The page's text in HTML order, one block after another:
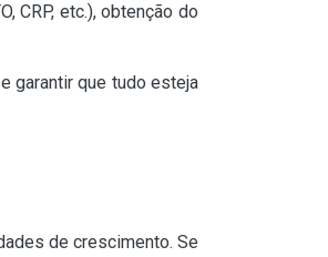
CRP, etc.), obtenção do
garantir que tudo esteja
de crescimento. Se